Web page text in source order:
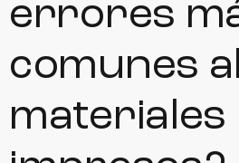
errores
comunes
materiales